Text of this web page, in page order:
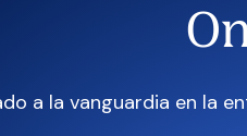
a la vanguardia en la